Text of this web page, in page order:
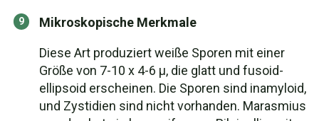
Mikroskopische Merkmale
Diese Art produziert weiße Sporen mit einer
Größe von 7-10 x 4-6 µ, die glatt und fusoid-
ellipsoid erscheinen. Die Sporen sind inamyloid,
und Zystidien sind nicht vorhanden. Marasmius